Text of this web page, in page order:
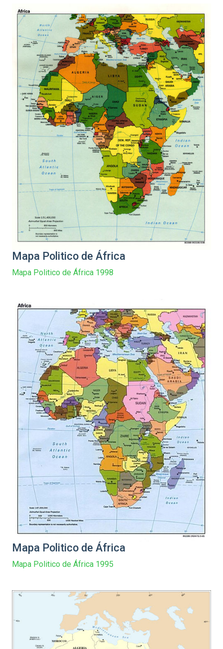
Mapa Politico de África
Mapa Politico de África 1998
Mapa Politico de África
Mapa Politico de África 1995